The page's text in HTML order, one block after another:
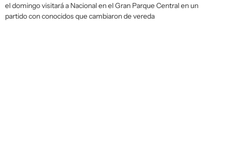
el domingo visitará a Nacional en el Gran Parque Central en un
partido con conocidos que cambiaron de vereda